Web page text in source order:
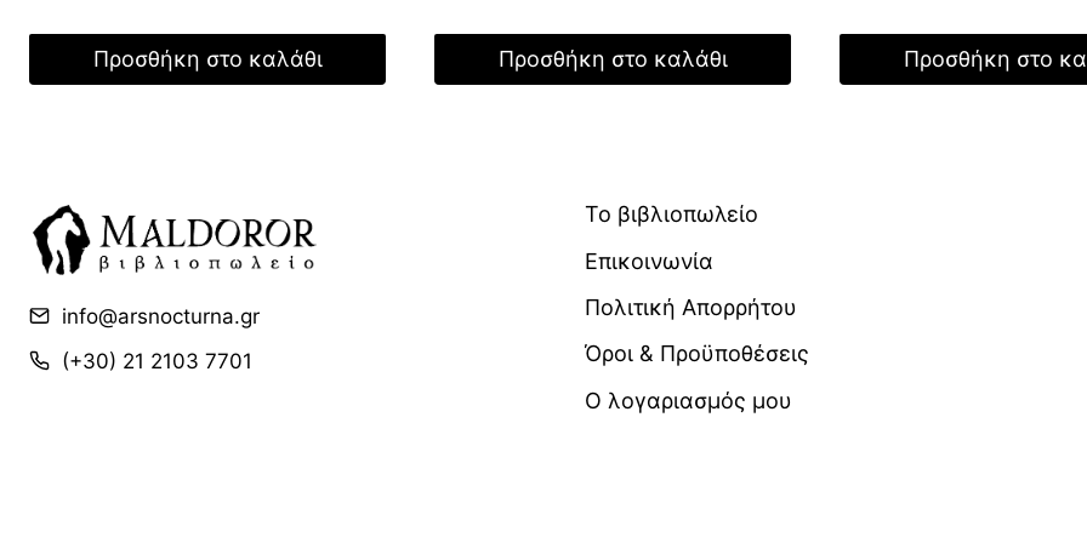
Προσθήκη στο καλάθι
27,00 €.είναι:
Προσθήκη στο καλάθι
23,50 €.είναι:
Προσθήκη στο
info@arsnocturna.gr
(+30) 21 2103 7701
Το βιβλιοπωλείο
Επικοινωνία
Πολιτική Απορρήτου
Όροι & Προϋποθέσεις
Ο λογαριασμός μου